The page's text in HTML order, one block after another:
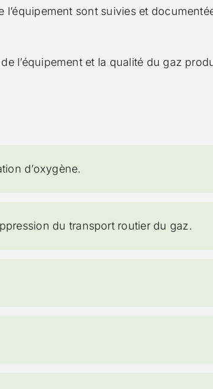
sont suivies et
l’équipement et la qualité du gaz
d’oxygène.
du transport routier du gaz.